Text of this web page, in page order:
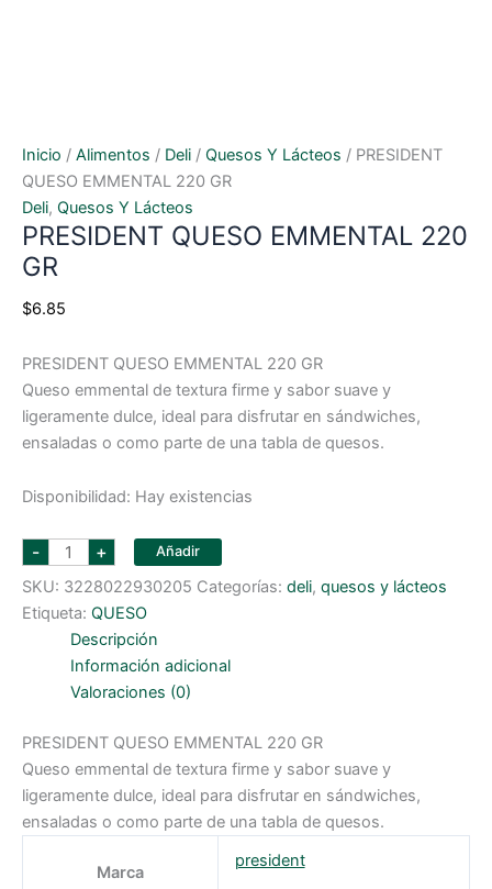
Inicio / Alimentos / Deli / Quesos Y Lácteos / PRESIDENT
QUESO EMMENTAL 220 GR
Deli, Quesos Y Lácteos
PRESIDENT QUESO EMMENTAL 220
GR
$6.85
PRESIDENT QUESO EMMENTAL 220 GR
Queso emmental de textura firme y sabor suave y
ligeramente dulce, ideal para disfrutar en sándwiches,
ensaladas o como parte de una tabla de quesos.
Disponibilidad: Hay existencias
- PRESIDENT
QUESO
EMMENTAL
220
GR
cantidad
+ Añadir
SKU: 3228022930205 Categorías: deli, quesos y lácteos
Etiqueta: QUESO
Descripción
Información adicional
Valoraciones (0)
PRESIDENT QUESO EMMENTAL 220 GR
Queso emmental de textura firme y sabor suave y
ligeramente dulce, ideal para disfrutar en sándwiches,
ensaladas o como parte de una tabla de quesos.
Marca
president